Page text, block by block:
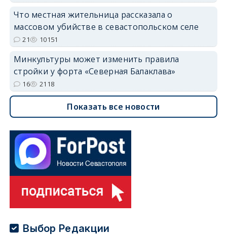
Что местная жительница рассказала о
массовом убийстве в севастопольском селе
21 10151
Минкультуры может изменить правила
стройки у форта «Северная Балаклава»
16 2118
Показать все новости
Выбор Редакции